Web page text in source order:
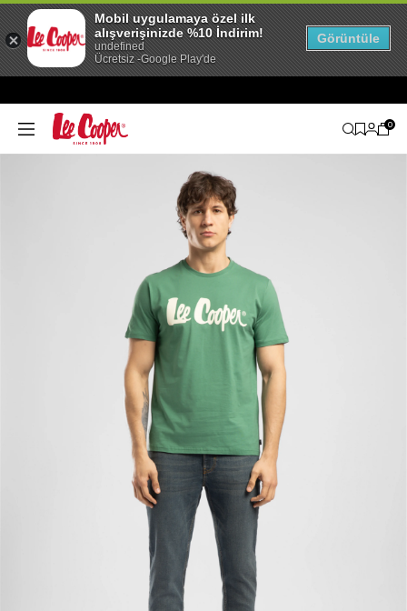
0
Mobil uygulamaya özel ilk
alışverişinizde %10 İndirim!
undefined
Ücretsiz -Google Play'de
Görüntüle